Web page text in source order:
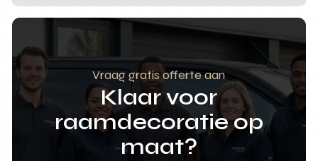
Vraag gratis offerte aan
Klaar voor
raamdecoratie op
maat?